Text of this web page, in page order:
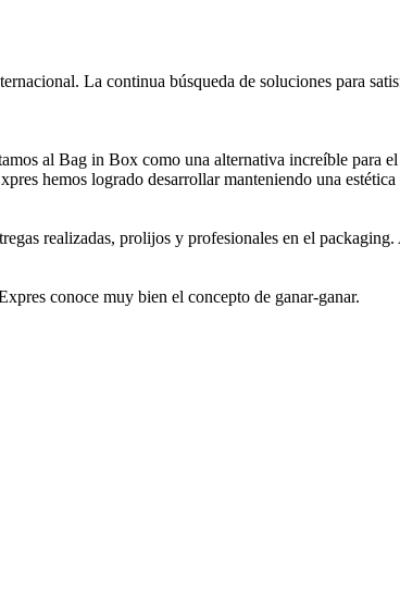
La continua búsqueda de soluciones para
al Bag in Box como una alternativa increíble para
hemos logrado desarrollar manteniendo una
realizadas, prolijos y profesionales en el
conoce muy bien el concepto de ganar-ganar.